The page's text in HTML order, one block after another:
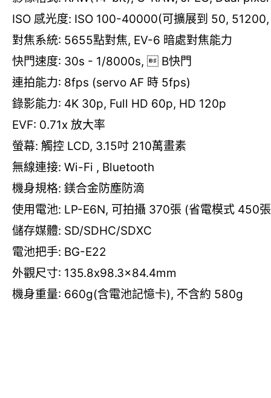
ISO 感光度: ISO 100-40000(可擴展到 50,
對焦系統: 5655點對焦, EV-6 暗處對焦能力
快門速度: 30s - 1/8000s,  B快門
連拍能力: 8fps (servo AF 時 5fps)
錄影能力: 4K 30p, Full HD 60p, HD 120p
EVF: 0.71x 放大率
螢幕: 觸控 LCD, 3.15吋 210萬畫素
無線連接: Wi-Fi , Bluetooth
機身規格: 鎂合金防塵防滴
使用電池: LP-E6N, 可拍攝 370張 (省電模式 450
儲存媒體: SD/SDHC/SDXC
電池把手: BG-E22
外觀尺寸: 135.8x98.3x84.4mm
機身重量: 660g(含電池記憶卡), 不含約 580g